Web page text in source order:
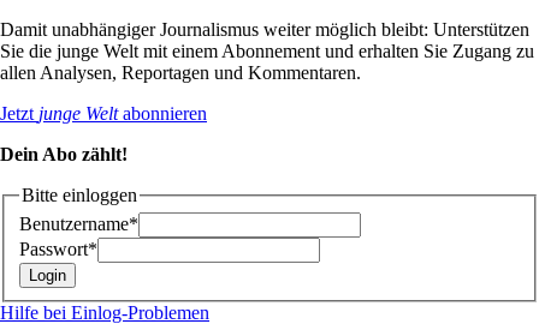
Damit unabhängiger Journalismus weiter möglich bleibt: Unterstützen
Sie die junge Welt mit einem Abonnement und erhalten Sie Zugang zu
allen Analysen, Reportagen und Kommentaren.
Jetzt junge Weltabonnieren
Dein Abo zählt!
Bitte einloggen
Benutzername*
Passwort*
Hilfe bei Einlog-Problemen